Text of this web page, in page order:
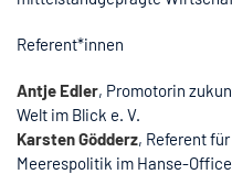
Referent*innen
Antje Edler, Promotorin
Welt im Blick e. V.
Karsten Gödderz, Referent
Meerespolitik im Hanse-